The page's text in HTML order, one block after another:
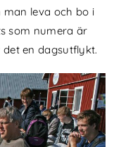
man leva och bo i
som numera är
en dagsutflykt.